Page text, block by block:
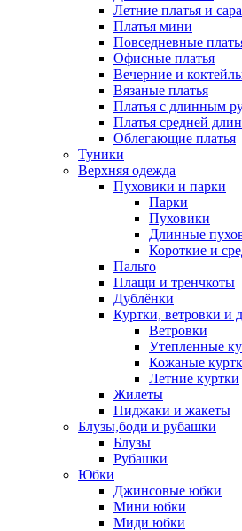
Летние платья и
Платья мини
Повседневные
Офисные платья
Вечерние и
Вязаные платья
Платья с длинным
Платья средней
Облегающие платья
Туники
Верхняя одежда
Пуховики и парки
Парки
Пуховики
Длинные
Короткие и
Пальто
Плащи и тренчкоты
Дублёнки
Куртки, ветровки и
Ветровки
Утепленные
Кожаные
Летние куртки
Жилеты
Пиджаки и жакеты
Блузы,боди и рубашки
Блузы
Рубашки
Юбки
Джинсовые юбки
Мини юбки
Миди юбки